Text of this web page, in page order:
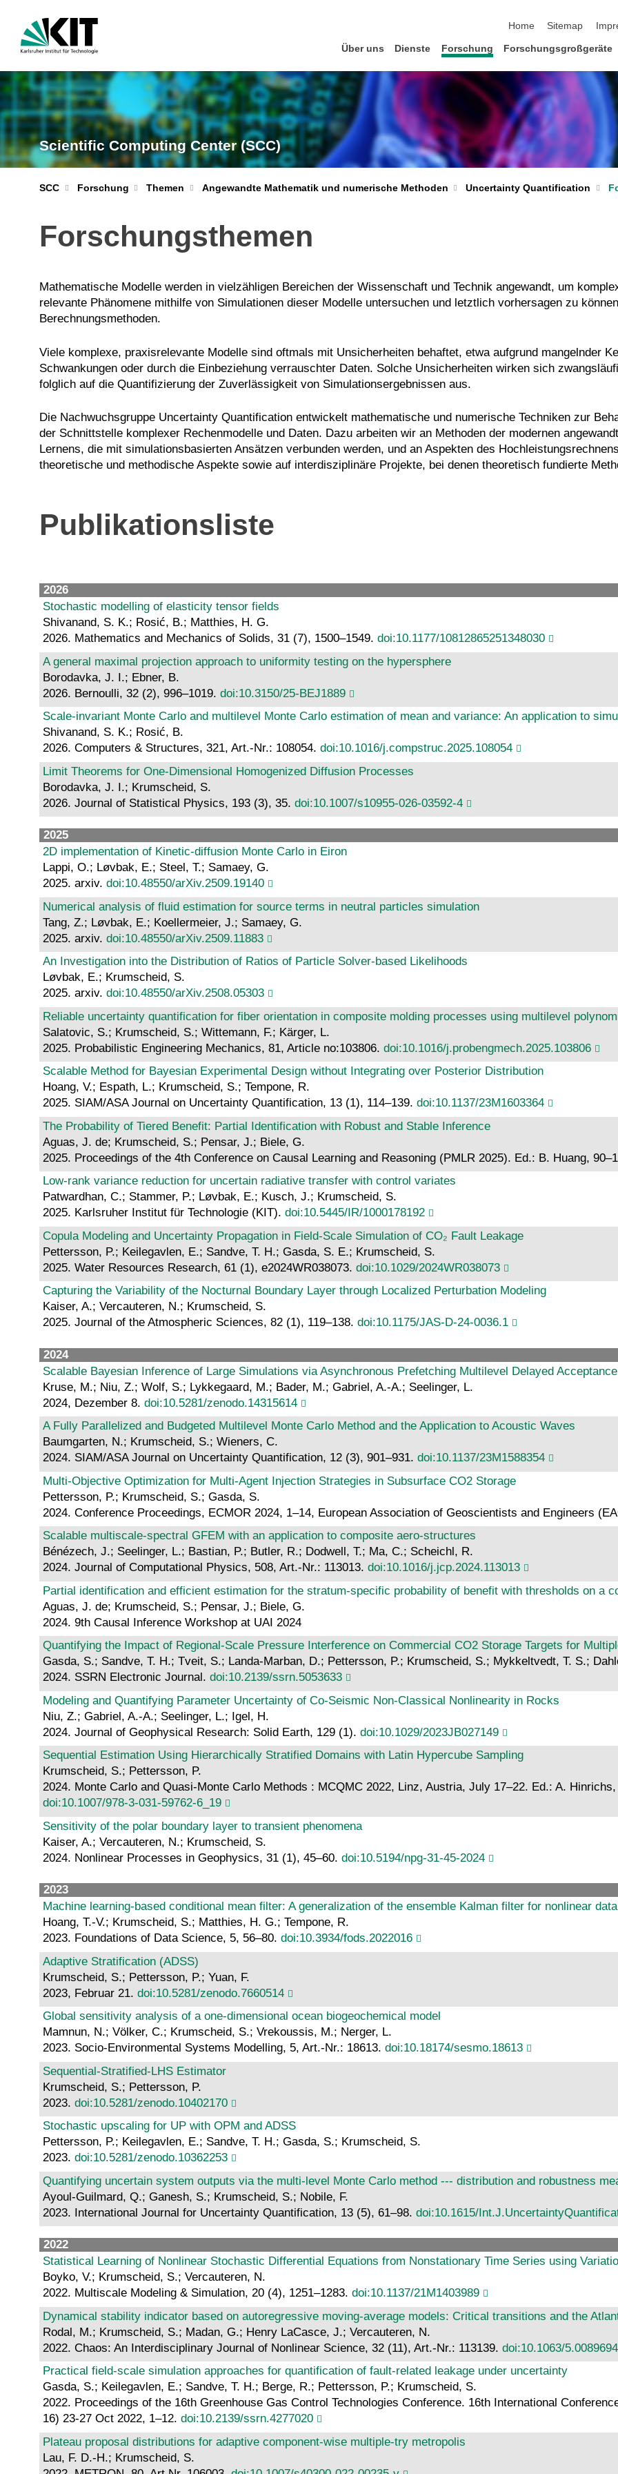
Home
Sitemap
Über uns Dienste Forschung Forschungsgroßgeräte
Scientific Computing Center (SCC)
SCC Forschung Themen Angewandte Mathematik und numerische Methoden Uncertainty Quantification
Forschungsthemen
Mathematische Modelle werden in vielzähligen Bereichen der Wissenschaft und Technik angewandt, um
relevante Phänomene mithilfe von Simulationen dieser Modelle untersuchen und letztlich vorhersagen zu
Berechnungsmethoden.
Viele komplexe, praxisrelevante Modelle sind oftmals mit Unsicherheiten behaftet, etwa aufgrund mangelnder
Schwankungen oder durch die Einbeziehung verrauschter Daten. Solche Unsicherheiten wirken sich
folglich auf die Quantifizierung der Zuverlässigkeit von Simulationsergebnissen aus.
Die Nachwuchsgruppe Uncertainty Quantification entwickelt mathematische und numerische Techniken zur
der Schnittstelle komplexer Rechenmodelle und Daten. Dazu arbeiten wir an Methoden der modernen
Lernens, die mit simulationsbasierten Ansätzen verbunden werden, und an Aspekten des
theoretische und methodische Aspekte sowie auf interdisziplinäre Projekte, bei denen theoretisch fundierte
Publikationsliste
2026
Stochastic modelling of elasticity tensor fields
Shivanand, S. K.; Rosić, B.; Matthies, H. G.
2026. Mathematics and Mechanics of Solids, 31 (7), 1500–1549. doi:10.1177/10812865251348030
A general maximal projection approach to uniformity testing on the hypersphere
Borodavka, J. I.; Ebner, B.
2026. Bernoulli, 32 (2), 996–1019. doi:10.3150/25-BEJ1889
Scale-invariant Monte Carlo and multilevel Monte Carlo estimation of mean and variance: An application to
Shivanand, S. K.; Rosić, B.
2026. Computers & Structures, 321, Art.-Nr.: 108054. doi:10.1016/j.compstruc.2025.108054
Limit Theorems for One-Dimensional Homogenized Diffusion Processes
Borodavka, J. I.; Krumscheid, S.
2026. Journal of Statistical Physics, 193 (3), 35. doi:10.1007/s10955-026-03592-4
2025
2D implementation of Kinetic-diffusion Monte Carlo in Eiron
Lappi, O.; Løvbak, E.; Steel, T.; Samaey, G.
2025. arxiv. doi:10.48550/arXiv.2509.19140
Numerical analysis of fluid estimation for source terms in neutral particles simulation
Tang, Z.; Løvbak, E.; Koellermeier, J.; Samaey, G.
2025. arxiv. doi:10.48550/arXiv.2509.11883
An Investigation into the Distribution of Ratios of Particle Solver-based Likelihoods
Løvbak, E.; Krumscheid, S.
2025. arxiv. doi:10.48550/arXiv.2508.05303
Reliable uncertainty quantification for fiber orientation in composite molding processes using multilevel
Salatovic, S.; Krumscheid, S.; Wittemann, F.; Kärger, L.
2025. Probabilistic Engineering Mechanics, 81, Article no:103806. doi:10.1016/j.probengmech.2025.103806
Scalable Method for Bayesian Experimental Design without Integrating over Posterior Distribution
Hoang, V.; Espath, L.; Krumscheid, S.; Tempone, R.
2025. SIAM/ASA Journal on Uncertainty Quantification, 13 (1), 114–139. doi:10.1137/23M1603364
The Probability of Tiered Benefit: Partial Identification with Robust and Stable Inference
Aguas, J. de; Krumscheid, S.; Pensar, J.; Biele, G.
2025. Proceedings of the 4th Conference on Causal Learning and Reasoning (PMLR 2025). Ed.: B. Huang,
Low-rank variance reduction for uncertain radiative transfer with control variates
Patwardhan, C.; Stammer, P.; Løvbak, E.; Kusch, J.; Krumscheid, S.
2025. Karlsruher Institut für Technologie (KIT). doi:10.5445/IR/1000178192
Copula Modeling and Uncertainty Propagation in Field‐Scale Simulation of CO₂ Fault Leakage
Pettersson, P.; Keilegavlen, E.; Sandve, T. H.; Gasda, S. E.; Krumscheid, S.
2025. Water Resources Research, 61 (1), e2024WR038073. doi:10.1029/2024WR038073
Capturing the Variability of the Nocturnal Boundary Layer through Localized Perturbation Modeling
Kaiser, A.; Vercauteren, N.; Krumscheid, S.
2025. Journal of the Atmospheric Sciences, 82 (1), 119–138. doi:10.1175/JAS-D-24-0036.1
2024
Scalable Bayesian Inference of Large Simulations via Asynchronous Prefetching Multilevel Delayed Acceptance
Kruse, M.; Niu, Z.; Wolf, S.; Lykkegaard, M.; Bader, M.; Gabriel, A.-A.; Seelinger, L.
2024, Dezember 8. doi:10.5281/zenodo.14315614
A Fully Parallelized and Budgeted Multilevel Monte Carlo Method and the Application to Acoustic Waves
Baumgarten, N.; Krumscheid, S.; Wieners, C.
2024. SIAM/ASA Journal on Uncertainty Quantification, 12 (3), 901–931. doi:10.1137/23M1588354
Multi-Objective Optimization for Multi-Agent Injection Strategies in Subsurface CO2 Storage
Pettersson, P.; Krumscheid, S.; Gasda, S.
2024. Conference Proceedings, ECMOR 2024, 1–14, European Association of Geoscientists and Engineers
Scalable multiscale-spectral GFEM with an application to composite aero-structures
Bénézech, J.; Seelinger, L.; Bastian, P.; Butler, R.; Dodwell, T.; Ma, C.; Scheichl, R.
2024. Journal of Computational Physics, 508, Art.-Nr.: 113013. doi:10.1016/j.jcp.2024.113013
Partial identification and efficient estimation for the stratum-specific probability of benefit with thresholds on a
Aguas, J. de; Krumscheid, S.; Pensar, J.; Biele, G.
2024. 9th Causal Inference Workshop at UAI 2024
Quantifying the Impact of Regional-Scale Pressure Interference on Commercial CO2 Storage Targets for
Gasda, S.; Sandve, T. H.; Tveit, S.; Landa-Marban, D.; Pettersson, P.; Krumscheid, S.; Mykkeltvedt, T. S.;
2024. SSRN Electronic Journal. doi:10.2139/ssrn.5053633
Modeling and Quantifying Parameter Uncertainty of Co‐Seismic Non‐Classical Nonlinearity in Rocks
Niu, Z.; Gabriel, A.-A.; Seelinger, L.; Igel, H.
2024. Journal of Geophysical Research: Solid Earth, 129 (1). doi:10.1029/2023JB027149
Sequential Estimation Using Hierarchically Stratified Domains with Latin Hypercube Sampling
Krumscheid, S.; Pettersson, P.
2024. Monte Carlo and Quasi-Monte Carlo Methods : MCQMC 2022, Linz, Austria, July 17–22. Ed.: A.
doi:10.1007/978-3-031-59762-6_19
Sensitivity of the polar boundary layer to transient phenomena
Kaiser, A.; Vercauteren, N.; Krumscheid, S.
2024. Nonlinear Processes in Geophysics, 31 (1), 45–60. doi:10.5194/npg-31-45-2024
2023
Machine learning-based conditional mean filter: A generalization of the ensemble Kalman filter for nonlinear
Hoang, T.-V.; Krumscheid, S.; Matthies, H. G.; Tempone, R.
2023. Foundations of Data Science, 5, 56–80. doi:10.3934/fods.2022016
Adaptive Stratification (ADSS)
Krumscheid, S.; Pettersson, P.; Yuan, F.
2023, Februar 21. doi:10.5281/zenodo.7660514
Global sensitivity analysis of a one-dimensional ocean biogeochemical model
Mamnun, N.; Völker, C.; Krumscheid, S.; Vrekoussis, M.; Nerger, L.
2023. Socio-Environmental Systems Modelling, 5, Art.-Nr.: 18613. doi:10.18174/sesmo.18613
Sequential-Stratified-LHS Estimator
Krumscheid, S.; Pettersson, P.
2023. doi:10.5281/zenodo.10402170
Stochastic upscaling for UP with OPM and ADSS
Pettersson, P.; Keilegavlen, E.; Sandve, T. H.; Gasda, S.; Krumscheid, S.
2023. doi:10.5281/zenodo.10362253
Quantifying uncertain system outputs via the multi-level Monte Carlo method --- distribution and robustness
Ayoul-Guilmard, Q.; Ganesh, S.; Krumscheid, S.; Nobile, F.
2023. International Journal for Uncertainty Quantification, 13 (5), 61–98. doi:10.1615/
2022
Statistical Learning of Nonlinear Stochastic Differential Equations from Nonstationary Time Series using
Boyko, V.; Krumscheid, S.; Vercauteren, N.
2022. Multiscale Modeling & Simulation, 20 (4), 1251–1283. doi:10.1137/21M1403989
Dynamical stability indicator based on autoregressive moving-average models: Critical transitions and the
Rodal, M.; Krumscheid, S.; Madan, G.; Henry LaCasce, J.; Vercauteren, N.
2022. Chaos: An Interdisciplinary Journal of Nonlinear Science, 32 (11), Art.-Nr.: 113139. doi:10.1063/5.0089694
Practical field-scale simulation approaches for quantification of fault-related leakage under uncertainty
Gasda, S.; Keilegavlen, E.; Sandve, T. H.; Berge, R.; Pettersson, P.; Krumscheid, S.
2022. Proceedings of the 16th Greenhouse Gas Control Technologies Conference. 16th International
16) 23-27 Oct 2022, 1–12. doi:10.2139/ssrn.4277020
Plateau proposal distributions for adaptive component-wise multiple-try metropolis
Lau, F. D.-H.; Krumscheid, S.